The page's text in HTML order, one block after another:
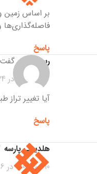
بر اساس زمین
فاصله‌گذاری‌ها
پاسخ
رسول زاده
7 دی 1404 در 11:34 ق.ظ
آیا تغییر
پاسخ
هلدینگ پارسه
10 دی 1404 در 8:36 ق.ظ